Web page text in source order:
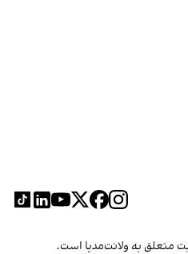
متعلق به ولانت‌مدیا است.